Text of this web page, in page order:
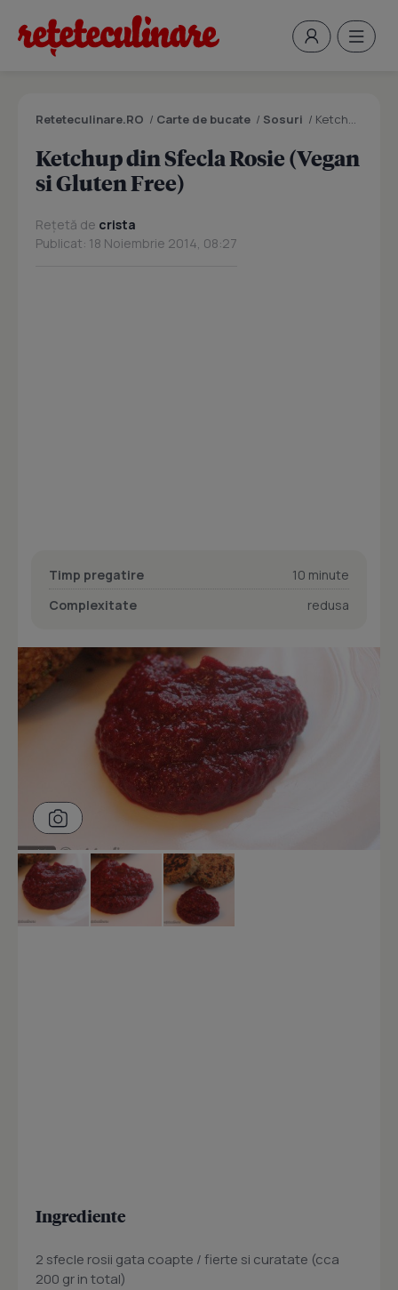
Reteteculinare.RO / Carte de bucate / Sosuri / Ketchup din Sfecla Rosie (Vegan si Gluten Free)
Ketchup din Sfecla Rosie (Vegan
si Gluten Free)
Rețetă de crista
Publicat: 18 Noiembrie 2014, 08:27
Timp pregatire
10 minute
Complexitate
redusa
Ingrediente
2 sfecle rosii gata coapte / fierte si curatate (cca
200 gr in total)